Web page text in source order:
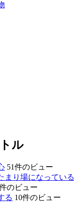
ル
51件のビュー
まり場になっている
のビュー
る 10件のビュー